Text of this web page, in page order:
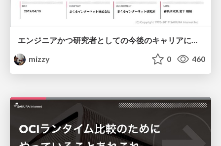
エンジニアかつ研究者としての今後のキャリアについて/My Career As An Engineer And A Researcher
mizzy
0 460